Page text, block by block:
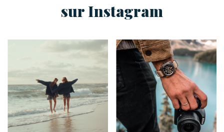
sur Instagram